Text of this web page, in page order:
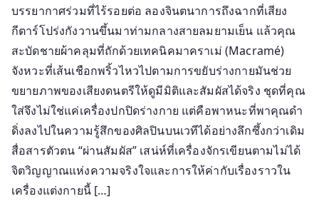
บรรยากาศร่วมที่ไร้รอยต่อ ลองจินตนาการถึงฉากที่เสียง
กีตาร์โปร่งกังวานขึ้นมาท่ามกลางสายลมยามเย็น แล้วคุณ
สะบัดชายผ้าคลุมที่ถักด้วยเทคนิคมาคราเม่ (Macramé)
จังหวะที่เส้นเชือกพริ้วไหวไปตามการขยับร่างกายมันช่วย
ขยายภาพของเสียงดนตรีให้ดูมีมิติและสัมผัสได้จริง ชุดที่คุณ
ใส่จึงไม่ใช่แค่เครื่องปกปิดร่างกาย แต่คือพาหนะที่พาคุณดำ
ดิ่งลงไปในความรู้สึกของศิลปินบนเวทีได้อย่างลึกซึ้งกว่าเดิม
สื่อสารตัวตน “ผ่านสัมผัส” เสน่ห์ที่เครื่องจักรเขียนตามไม่ได้
จิตวิญญาณแห่งความจริงใจและการให้ค่ากับเรื่องราวใน
เครื่องแต่งกายนี้ […]